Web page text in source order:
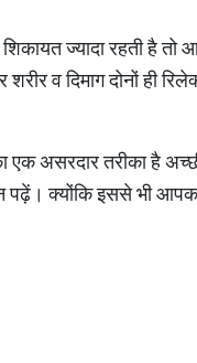
ज्यादा रहती है
व दिमाग दोनों ही
एक असरदार तरीका है
क्योंकि इससे भी आपका